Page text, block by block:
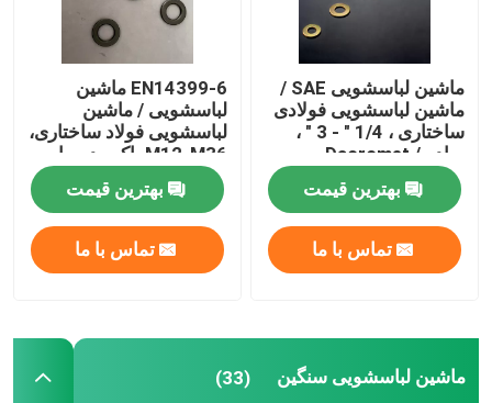
ماشین لباسشویی گالوانیزه گرم
ماشین های شستشوی کششی بالا
ماشین های لباسشویی زینک پوشانده شده
ماشین لباسشویی SAE /
ماشین لباسشویی فولادی
ساختاری ، 1/4 " - 3 " ،
ساده / Dacromet
بهترین قیمت
تماس با ما
EN14399-6 ماشین
لباسشویی / ماشین
لباسشویی فولاد ساختاری،
M12-M36، اکسید سیاه
بهترین قیمت
تماس با ما
ماشین لباسشویی سنگین (33)